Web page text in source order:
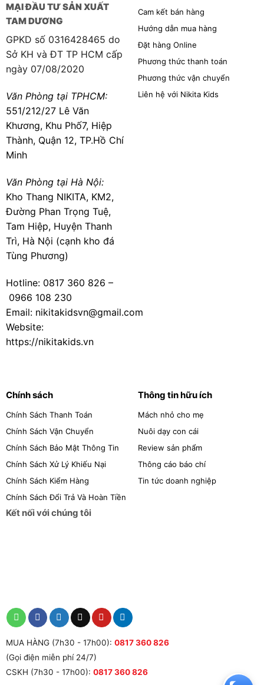
MẠI ĐẦU TƯ SẢN XUẤT
TAM DƯƠNG
GPKD số 0316428465 do
Sở KH và ĐT TP HCM cấp
ngày 07/08/2020
Văn Phòng tại TPHCM:
551/212/27 Lê Văn
Khương, Khu Phố7, Hiệp
Thành, Quận 12, TP.Hồ Chí
Minh
Văn Phòng tại Hà Nội:
Kho Thang NIKITA, KM2,
Đường Phan Trọng Tuệ,
Tam Hiệp, Huyện Thanh
Trì, Hà Nội (cạnh kho đá
Tùng Phương)
Hotline: 0817 360 826 –
0966 108 230
Email: nikitakidsvn@gmail.com
Website:
https://nikitakids.vn
Cam kết bán hàng
Hướng dẫn mua hàng
Đặt hàng Online
Phương thức thanh toán
Phương thức vận chuyển
Liên hệ với Nikita Kids
Chính sách
Chính Sách Thanh Toán
Chính Sách Vận Chuyển
Chính Sách Bảo Mật Thông Tin
Chính Sách Xử Lý Khiếu Nại
Chính Sách Kiểm Hàng
Chính Sách Đổi Trả Và Hoàn Tiền
Thông tin hữu ích
Mách nhỏ cho mẹ
Nuôi dạy con cái
Review sản phẩm
Thông cáo báo chí
Tin tức doanh nghiệp
Kết nối với chúng tôi
MUA HÀNG (7h30 - 17h00): 0817 360 826
(Gọi điện miễn phí 24/7)
CSKH (7h30 - 17h00): 0817 360 826